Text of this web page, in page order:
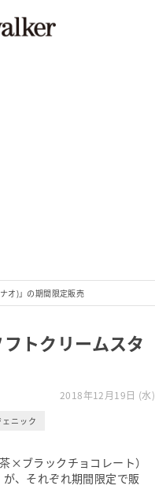
オ)」の期間限定販売
トクリームスタ
2018年12月19日 (水)
ニック
×ブラックチョコレート）
、それぞれ期間限定で販